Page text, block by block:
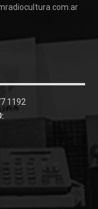
1192